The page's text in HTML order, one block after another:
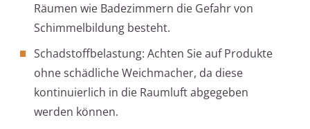
Räumen wie Badezimmern die Gefahr von
Schimmelbildung besteht.
Schadstoffbelastung: Achten Sie auf Produkte
ohne schädliche Weichmacher, da diese
kontinuierlich in die Raumluft abgegeben
werden können.